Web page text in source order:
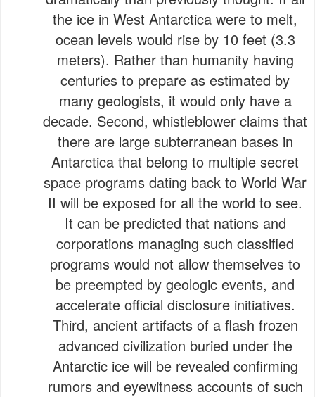
the ice in West Antarctica were to melt,
ocean levels would rise by 10 feet (3.3
meters). Rather than humanity having
centuries to prepare as estimated by
many geologists, it would only have a
decade. Second, whistleblower claims that
there are large subterranean bases in
Antarctica that belong to multiple secret
space programs dating back to World War
II will be exposed for all the world to see.
It can be predicted that nations and
corporations managing such classified
programs would not allow themselves to
be preempted by geologic events, and
accelerate official disclosure initiatives.
Third, ancient artifacts of a flash frozen
advanced civilization buried under the
Antarctic ice will be revealed confirming
rumors and eyewitness accounts of such